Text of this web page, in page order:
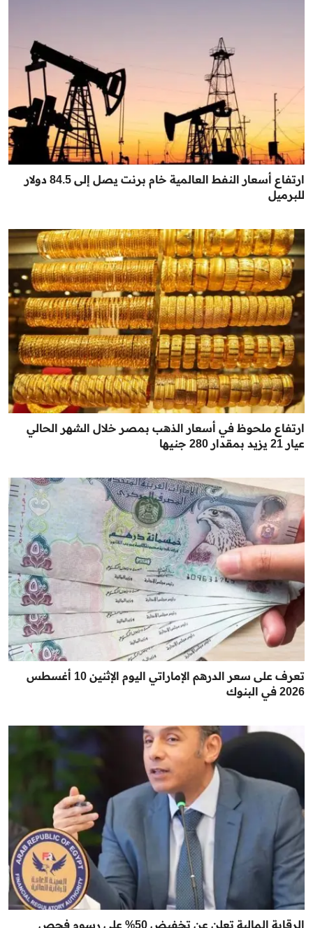
ارتفاع أسعار النفط العالمية خام برنت يصل إلى 84.5 دولار
للبرميل
ارتفاع ملحوظ في أسعار الذهب بمصر خلال الشهر الحالي
عيار 21 يزيد بمقدار 280 جنيها
تعرف على سعر الدرهم الإماراتي اليوم الإثنين 10 أغسطس
2026 في البنوك
الرقابة المالية تعلن عن تخفيض 50% على رسوم فحص